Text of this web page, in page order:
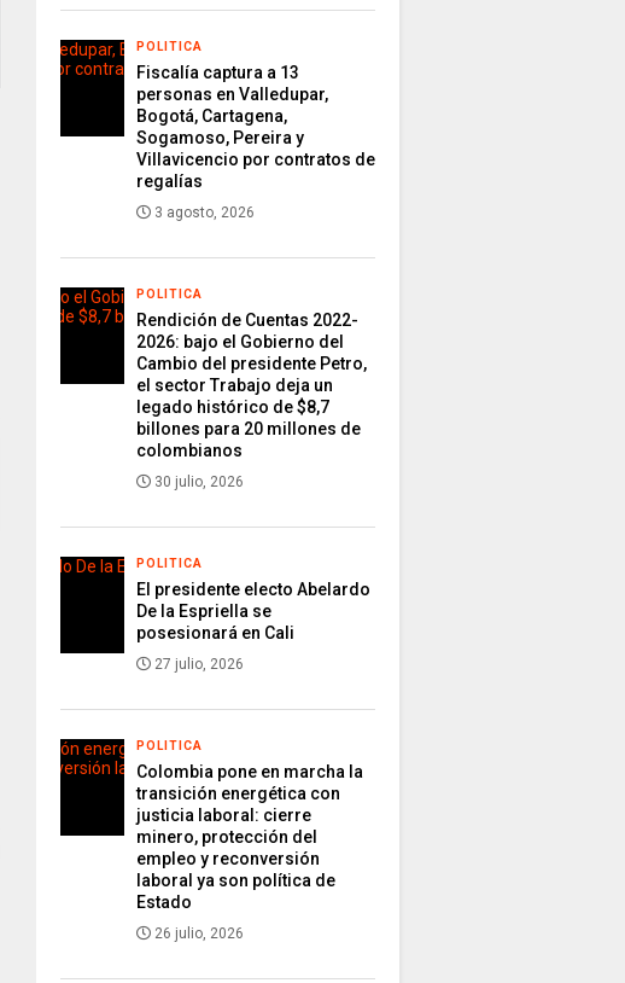
POLITICA
Fiscalía captura a 13
personas en Valledupar,
Bogotá, Cartagena,
Sogamoso, Pereira y
Villavicencio por contratos de
regalías
3 agosto, 2026
POLITICA
Rendición de Cuentas 2022-
2026: bajo el Gobierno del
Cambio del presidente Petro,
el sector Trabajo deja un
legado histórico de $8,7
billones para 20 millones de
colombianos
30 julio, 2026
POLITICA
El presidente electo Abelardo
De la Espriella se
posesionará en Cali
27 julio, 2026
POLITICA
Colombia pone en marcha la
transición energética con
justicia laboral: cierre
minero, protección del
empleo y reconversión
laboral ya son política de
Estado
26 julio, 2026